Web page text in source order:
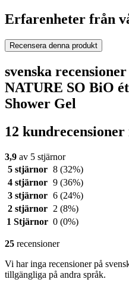
Erfarenheter från
Recensera denna produkt
svenska
NATURE SO BiO
Shower Gel
12
3,9 av 5 stjärnor
5 stjärnor 8 (32%)
4 stjärnor 9 (36%)
3 stjärnor 6 (24%)
2 stjärnor
2 (8%)
1 Stjärnor 0 (0%)
25 recensioner
Vi har inga recensioner på
tillgängliga på andra språk.